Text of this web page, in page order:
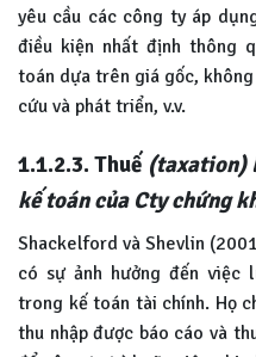
yêu cầu các công ty áp
điều kiện nhất định thông
toán dựa trên giá gốc,
cứu và phát triển, v.v.
1.1.2.3. Thuế (taxation)
kế toán của Cty chứng
Shackelford và Shevlin
có sự ảnh hưởng đến việc
trong kế toán tài chính. Họ
thu nhập được báo cáo và